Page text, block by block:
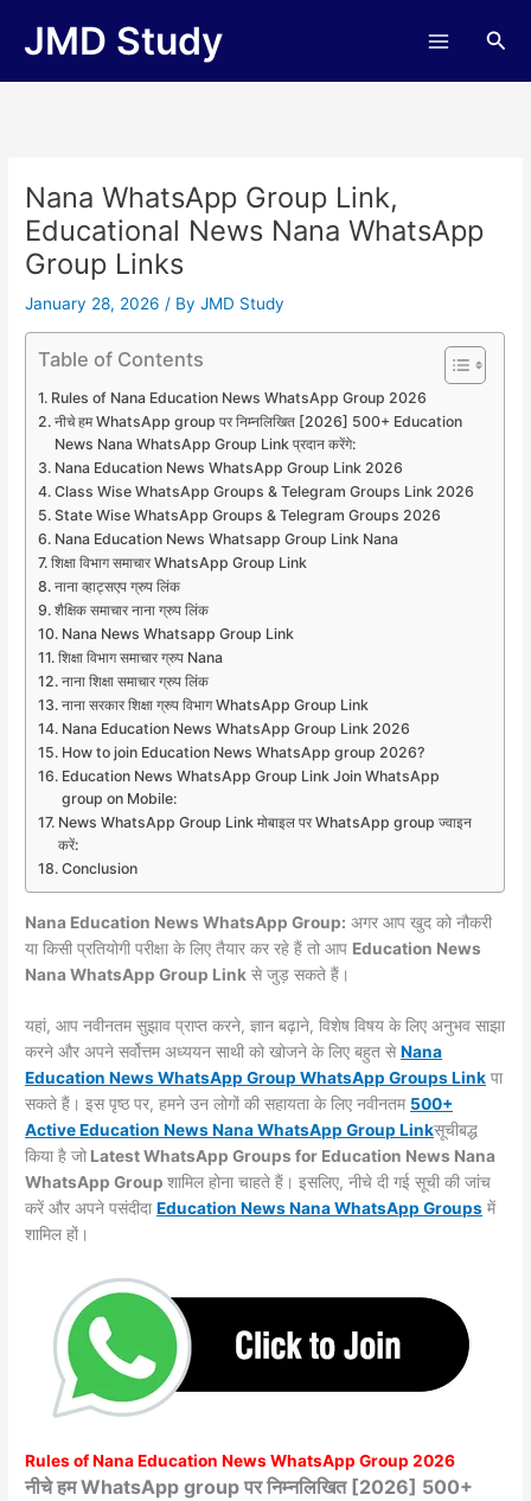
JMD Study
Nana WhatsApp Group Link,
Educational News Nana WhatsApp
Group Links
January 28, 2026/ ByJMD Study
Table of Contents
Rules of Nana Education News WhatsApp Group 2026
नीचे हम WhatsApp group पर निम्नलिखित [2026] 500+ Education
News Nana WhatsApp Group Link प्रदान करेंगे:
Nana Education News WhatsApp Group Link 2026
Class Wise WhatsApp Groups & Telegram Groups Link 2026
State Wise WhatsApp Groups & Telegram Groups 2026
Nana Education News Whatsapp Group Link Nana
शिक्षा विभाग समाचार WhatsApp Group Link
नाना व्हाट्सएप ग्रुप लिंक
शैक्षिक समाचार नाना ग्रुप लिंक
Nana News Whatsapp Group Link
शिक्षा विभाग समाचार ग्रुप Nana
नाना शिक्षा समाचार ग्रुप लिंक
नाना सरकार शिक्षा ग्रुप विभाग WhatsApp Group Link
Nana Education News WhatsApp Group Link 2026
How to join Education News WhatsApp group 2026?
Education News WhatsApp Group Link Join WhatsApp
group on Mobile:
News WhatsApp Group Link मोबाइल पर WhatsApp group ज्वाइन
करें:
Conclusion
Nana Education News WhatsApp Group: अगर आप खुद को नौकरी
या किसी प्रतियोगी परीक्षा के लिए तैयार कर रहे हैं तो आप Education News
Nana WhatsApp Group Link से जुड़ सकते हैं।
यहां, आप नवीनतम सुझाव प्राप्त करने, ज्ञान बढ़ाने, विशेष विषय के लिए अनुभव साझा
करने और अपने सर्वोत्तम अध्ययन साथी को खोजने के लिए बहुत सेNana
Education News WhatsApp Group WhatsApp GroupsLink पा
सकते हैं। इस पृष्ठ पर, हमने उन लोगों की सहायता के लिए नवीनतम 500+
Active Education News Nana WhatsApp Group Linkसूचीबद्ध
किया है जो Latest WhatsApp Groups for Education News Nana
WhatsApp Groupशामिल होना चाहते हैं। इसलिए, नीचे दी गई सूची की जांच
करें और अपने पसंदीदाEducation News Nana WhatsAppGroups में
शामिल हों।
Rules ofNanaEducation News WhatsApp Group 2026
नीचे हम WhatsApp group पर निम्नलिखित [2026] 500+